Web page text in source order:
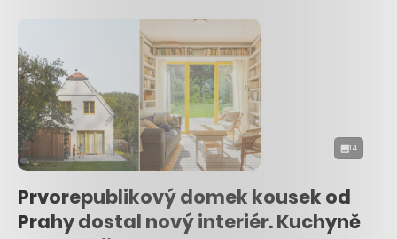
14
Prvorepublikový domek kousek od
Prahy dostal nový interiér. Kuchyně